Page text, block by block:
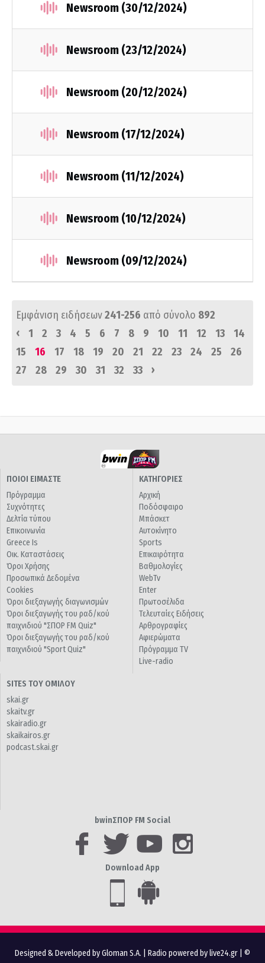
Newsroom (30/12/2024)
Newsroom (23/12/2024)
Newsroom (20/12/2024)
Newsroom (17/12/2024)
Newsroom (11/12/2024)
Newsroom (10/12/2024)
Newsroom (09/12/2024)
Εμφάνιση ειδήσεων241-256 από σύνολο 892
‹
1 2 3 4 5 6 7 8 9 10 11 12 13
14
15
16 17 18 19 20 21 22 23 24 25
26
27
28 29 30 31 32 33 ›
ΠΟΙΟΙ ΕΙΜΑΣΤΕ
Πρόγραμμα
Συχνότητες
Δελτία τύπου
Επικοινωνία
Greece Is
Οικ. Καταστάσεις
Όροι Χρήσης
Προσωπικά Δεδομένα
Cookies
Όροι διεξαγωγής διαγωνισμών
Όροι διεξαγωγής του ραδ/κού
παιχνιδιού "ΣΠΟΡ FM Quiz"
Όροι διεξαγωγής του ραδ/κού
παιχνιδιού "Sport Quiz"
ΚΑΤΗΓΟΡΙΕΣ
Αρχική
Ποδόσφαιρο
Μπάσκετ
Αυτοκίνητο
Sports
Επικαιρότητα
Βαθμολογίες
WebTv
Enter
Πρωτοσέλιδα
Τελευταίες Ειδήσεις
Αρθρογραφίες
Αφιερώματα
Πρόγραμμα TV
Live-radio
SITES ΤΟΥ ΟΜΙΛΟΥ
skai.gr
skaitv.gr
skairadio.gr
skaikairos.gr
podcast.skai.gr
bwinΣΠΟΡ FM Social
Download App
Designed & Developed by Gloman S.A. Radio powered by live24.gr | ©